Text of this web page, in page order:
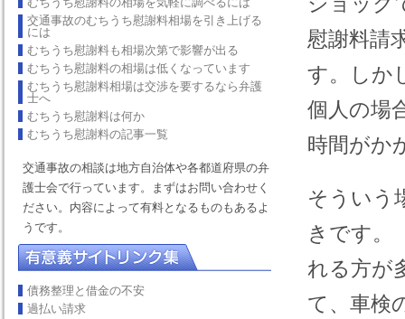
交通事故のむちうち慰謝料相場を引き上げる
には
むちうち慰謝料も相場次第で影響が出る
むちうち慰謝料の相場は低くなっています
むちうち慰謝料相場は交渉を要するなら弁護
士へ
むちうち慰謝料は何か
むちうち慰謝料の記事一覧
交通事故の相談は地方自治体や各都道府県の弁
護士会で行っています。まずはお問い合わせく
ださい。内容によって有料となるものもあるよ
うです。
債務整理と借金の不安
過払い請求
慰謝料請
す。しか
個人の場
時間がか
そういう
きです。
れる方が
て、車検